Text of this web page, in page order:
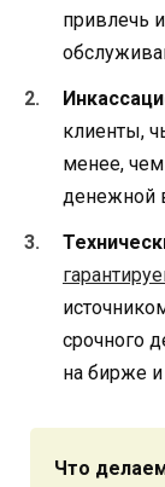
привлечь
клиенты,
менее, чем
денежной
срочного
на бирже и
Что